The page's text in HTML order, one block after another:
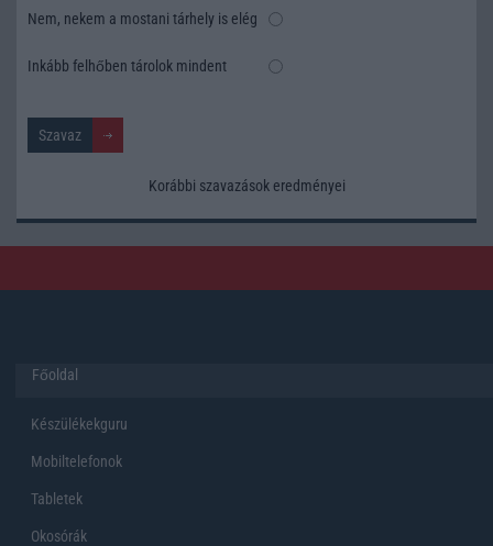
Nem, nekem a mostani tárhely is elég
Inkább felhőben tárolok mindent
Korábbi szavazások eredményei
Főoldal
Készülékekguru
Mobiltelefonok
Tabletek
Okosórák